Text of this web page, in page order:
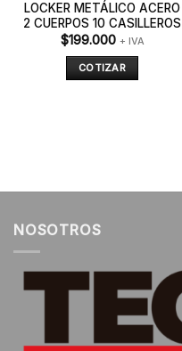
LOCKER METÁLICO ACERO
2 CUERPOS 10 CASILLEROS
$199.000 + IVA
COTIZAR
NOSOTROS